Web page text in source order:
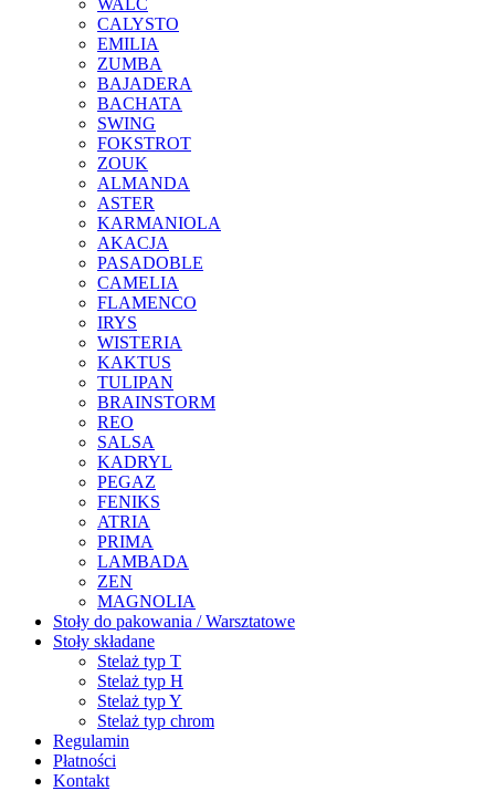
WALC
CALYSTO
EMILIA
ZUMBA
BAJADERA
BACHATA
SWING
FOKSTROT
ZOUK
ALMANDA
ASTER
KARMANIOLA
AKACJA
PASADOBLE
CAMELIA
FLAMENCO
IRYS
WISTERIA
KAKTUS
TULIPAN
BRAINSTORM
REO
SALSA
KADRYL
PEGAZ
FENIKS
ATRIA
PRIMA
LAMBADA
ZEN
MAGNOLIA
Stoły do pakowania / Warsztatowe
Stoły składane
Stelaż typ T
Stelaż typ H
Stelaż typ Y
Stelaż typ chrom
Regulamin
Płatności
Kontakt